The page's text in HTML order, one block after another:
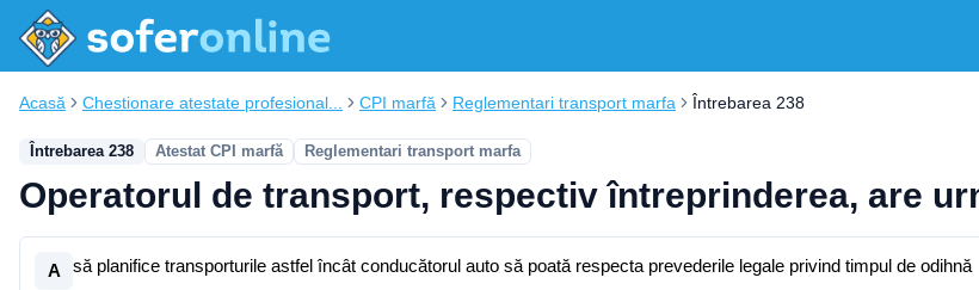
Acasă Chestionare atestate profesional... CPI marfă Reglementari transport marfa Întrebarea 238
Întrebarea 238 Atestat CPI marfă Reglementari transport marfa
Operatorul de transport, respectiv întreprinderea, are
A să planifice transporturile astfel încât conducătorul auto să poată respecta prevederile legale privind timpul de odihnă